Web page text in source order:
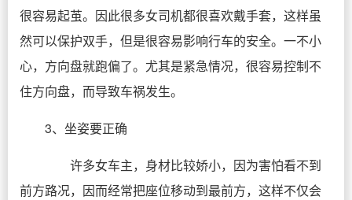
很容易起茧。因此很多女司机都很喜欢戴手套，这样虽
然可以保护双手，但是很容易影响行车的安全。一不小
心，方向盘就跑偏了。尤其是紧急情况，很容易控制不
住方向盘，而导致车祸发生。
3、坐姿要正确
许多女车主，身材比较娇小，因为害怕看不到
前方路况，因而经常把座位移动到最前方，这样不仅会